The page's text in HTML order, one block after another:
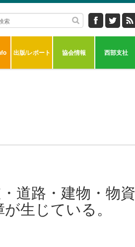
出版/レポート 協会情報 西部支社
道路・建物・物資
生じている。